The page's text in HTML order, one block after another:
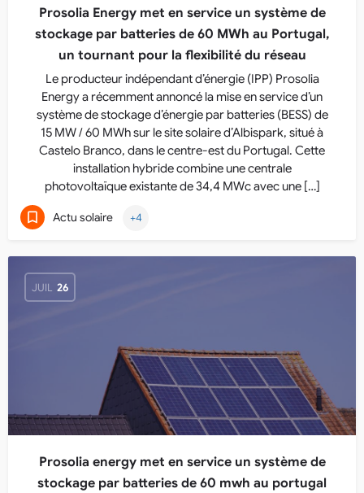
Prosolia Energy met en service un système de
stockage par batteries de 60 MWh au Portugal,
un tournant pour la flexibilité du réseau
Le producteur indépendant d’énergie (IPP) Prosolia
Energy a récemment annoncé la mise en service d’un
système de stockage d’énergie par batteries (BESS) de
15 MW / 60 MWh sur le site solaire d’Albispark, situé à
Castelo Branco, dans le centre-est du Portugal. Cette
installation hybride combine une centrale
photovoltaïque existante de 34,4 MWc avec une […]
Actu solaire +4
JUIL 26
Prosolia energy met en service un système de
stockage par batteries de 60 mwh au portugal